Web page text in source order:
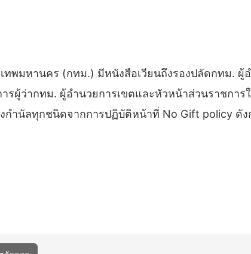
พมหานคร (กทม.) มีหนังสือเวียนถึงรองปลัดกทม.
รผู้ว่ากทม. ผู้อำนวยการเขตและหัวหน้าส่วนราชกา
กำนัลทุกชนิดจากการปฏิบัติหน้าที่ No Gift policy ดั